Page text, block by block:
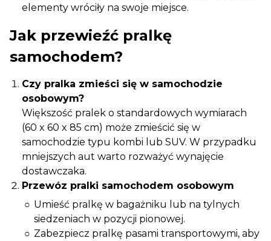
elementy wróciły na swoje miejsce.
Jak przewieźć pralkę
samochodem?
Czy pralka zmieści się w samochodzie
osobowym?
Większość pralek o standardowych wymiarach
(60 x 60 x 85 cm) może zmieścić się w
samochodzie typu kombi lub SUV. W przypadku
mniejszych aut warto rozważyć wynajęcie
dostawczaka.
Przewóz pralki samochodem osobowym
Umieść pralkę w bagażniku lub na tylnych
siedzeniach w pozycji pionowej.
Zabezpiecz pralkę pasami transportowymi, aby